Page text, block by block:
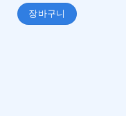
장바구니